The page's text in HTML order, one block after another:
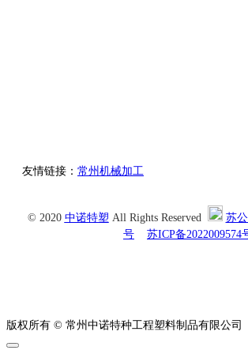
友情链接： 常州机械加工
© 2020 中诺特塑 All Rights Reserved
苏
号
苏ICP备2022009574
版权所有 © 常州中诺特种工程塑料制品有限公司